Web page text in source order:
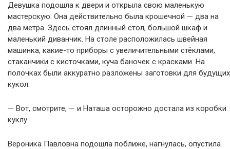
Девушка подошла к двери и открыла свою маленькую
мастерскую. Она действительно была крошечной — два на
два метра. Здесь стоял длинный стол, большой шкаф и
маленький диванчик. На столе расположилась швейная
машинка, какие-то приборы с увеличительными стёклами,
стаканчики с кисточками, куча баночек с красками. На
полочках были аккуратно разложены заготовки для будущих
кукол.
— Вот, смотрите, — и Наташа осторожно достала из коробки
куклу.
Вероника Павловна подошла поближе, нагнулась, опустила